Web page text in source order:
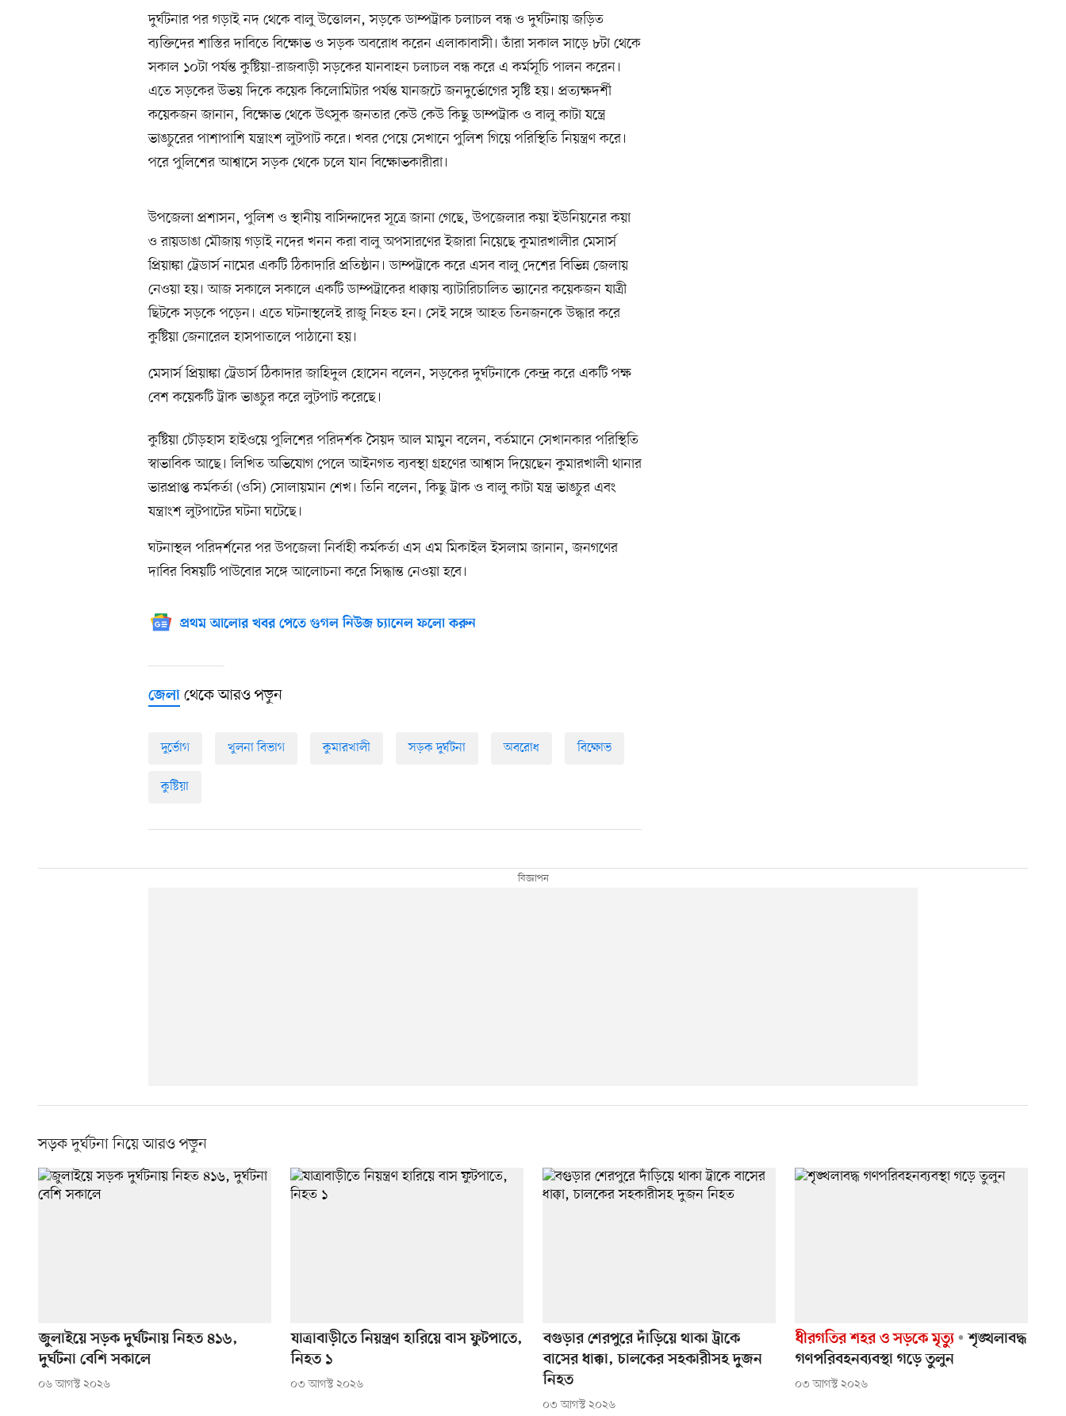
দুর্ঘটনার পর গড়াই নদ থেকে বালু উত্তোলন, সড়কে ডাম্পট্রাক চলাচল বন্ধ ও দুর্ঘটনায় জড়িত
ব্যক্তিদের শাস্তির দাবিতে বিক্ষোভ ও সড়ক অবরোধ করেন এলাকাবাসী। তাঁরা সকাল সাড়ে ৮টা থেকে
সকাল ১০টা পর্যন্ত কুষ্টিয়া-রাজবাড়ী সড়কের যানবাহন চলাচল বন্ধ করে এ কর্মসূচি পালন করেন।
এতে সড়কের উভয় দিকে কয়েক কিলোমিটার পর্যন্ত যানজটে জনদুর্ভোগের সৃষ্টি হয়। প্রত্যক্ষদর্শী
কয়েকজন জানান, বিক্ষোভ থেকে উৎসুক জনতার কেউ কেউ কিছু ডাম্পট্রাক ও বালু কাটা যন্ত্রে
ভাঙচুরের পাশাপাশি যন্ত্রাংশ লুটপাট করে। খবর পেয়ে সেখানে পুলিশ গিয়ে পরিস্থিতি নিয়ন্ত্রণ করে।
পরে পুলিশের আশ্বাসে সড়ক থেকে চলে যান বিক্ষোভকারীরা।
উপজেলা প্রশাসন, পুলিশ ও স্থানীয় বাসিন্দাদের সূত্রে জানা গেছে, উপজেলার কয়া ইউনিয়নের কয়া
ও রায়ডাঙা মৌজায় গড়াই নদের খনন করা বালু অপসারণের ইজারা নিয়েছে কুমারখালীর মেসার্স
প্রিয়াঙ্কা ট্রেডার্স নামের একটি ঠিকাদারি প্রতিষ্ঠান। ডাম্পট্রাকে করে এসব বালু দেশের বিভিন্ন জেলায়
নেওয়া হয়। আজ সকালে সকালে একটি ডাম্পট্রাকের ধাক্কায় ব্যাটারিচালিত ভ্যানের কয়েকজন যাত্রী
ছিটকে সড়কে পড়েন। এতে ঘটনাস্থলেই রাজু নিহত হন। সেই সঙ্গে আহত তিনজনকে উদ্ধার করে
কুষ্টিয়া জেনারেল হাসপাতালে পাঠানো হয়।
মেসার্স প্রিয়াঙ্কা ট্রেডার্স ঠিকাদার জাহিদুল হোসেন বলেন, সড়কের দুর্ঘটনাকে কেন্দ্র করে একটি পক্ষ
বেশ কয়েকটি ট্রাক ভাঙচুর করে লুটপাট করেছে।
কুষ্টিয়া চৌড়হাস হাইওয়ে পুলিশের পরিদর্শক সৈয়দ আল মামুন বলেন, বর্তমানে সেখানকার পরিস্থিতি
স্বাভাবিক আছে। লিখিত অভিযোগ পেলে আইনগত ব্যবস্থা গ্রহণের আশ্বাস দিয়েছেন কুমারখালী থানার
ভারপ্রাপ্ত কর্মকর্তা (ওসি) সোলায়মান শেখ। তিনি বলেন, কিছু ট্রাক ও বালু কাটা যন্ত্র ভাঙচুর এবং
যন্ত্রাংশ লুটপাটের ঘটনা ঘটেছে।
ঘটনাস্থল পরিদর্শনের পর উপজেলা নির্বাহী কর্মকর্তা এস এম মিকাইল ইসলাম জানান, জনগণের
দাবির বিষয়টি পাউবোর সঙ্গে আলোচনা করে সিদ্ধান্ত নেওয়া হবে।
প্রথম আলোর খবর পেতে গুগল নিউজ চ্যানেল ফলো করুন
জেলা থেকে আরও পড়ুন
দুর্ভোগ খুলনা বিভাগ কুমারখালী সড়ক দুর্ঘটনা অবরোধ বিক্ষোভ
কুষ্টিয়া
সড়ক দুর্ঘটনা নিয়ে আরও পড়ুন
জুলাইয়ে সড়ক দুর্ঘটনায় নিহত ৪১৬,
দুর্ঘটনা বেশি সকালে
০৬ আগস্ট ২০২৬
যাত্রাবাড়ীতে নিয়ন্ত্রণ হারিয়ে বাস ফুটপাতে,
নিহত ১
০৩ আগস্ট ২০২৬
বগুড়ার শেরপুরে দাঁড়িয়ে থাকা ট্রাকে
বাসের ধাক্কা, চালকের সহকারীসহ দুজন
নিহত
০৩ আগস্ট ২০২৬
ধীরগতির শহর ও সড়কে মৃত্যু
শৃঙ্খলাবদ্ধ
গণপরিবহনব্যবস্থা গড়ে তুলুন
০৩ আগস্ট ২০২৬